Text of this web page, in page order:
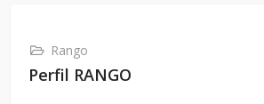
Rango
Perfil RANGO